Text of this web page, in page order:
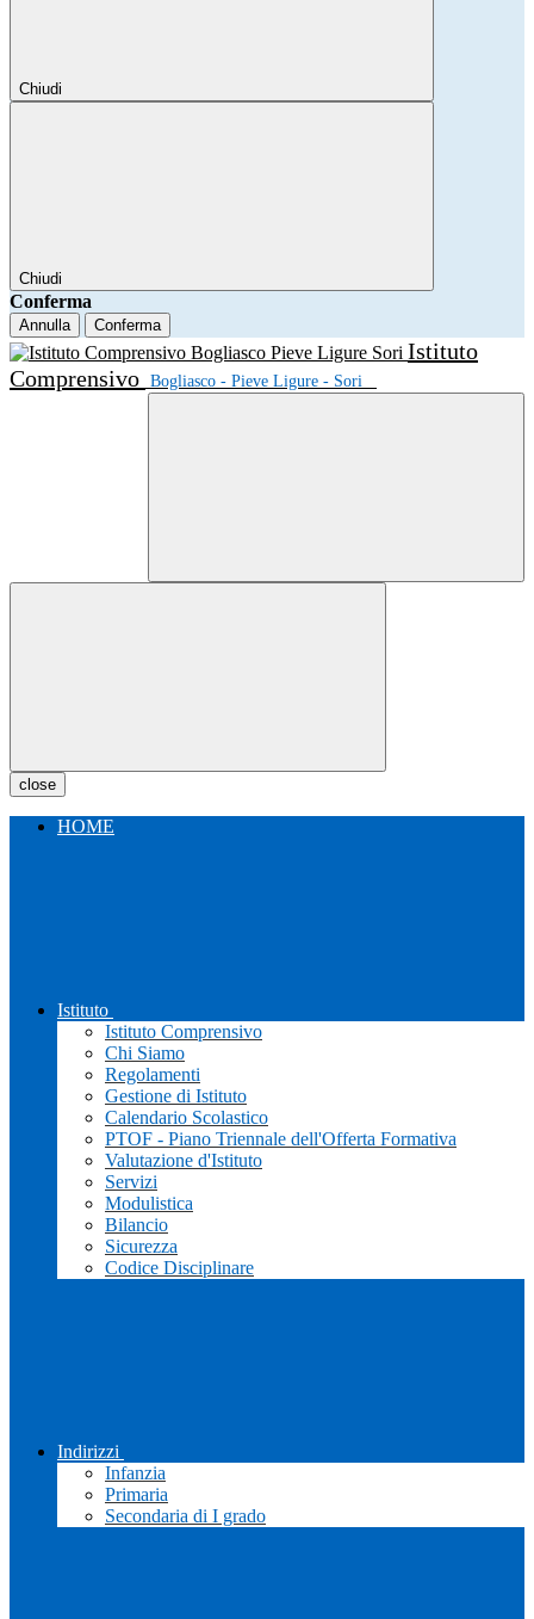
Chiudi
Chiudi
Conferma
Annulla Conferma
Istituto
Comprensivo Bogliasco - Pieve Ligure - Sori
close
HOME
Istituto
Istituto Comprensivo
Chi Siamo
Regolamenti
Gestione di Istituto
Calendario Scolastico
PTOF - Piano Triennale dell'Offerta Formativa
Valutazione d'Istituto
Servizi
Modulistica
Bilancio
Sicurezza
Codice Disciplinare
Indirizzi
Infanzia
Primaria
Secondaria di I grado